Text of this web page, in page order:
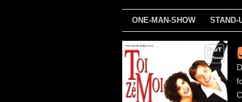
ONE-MAN-SHOW STAND-